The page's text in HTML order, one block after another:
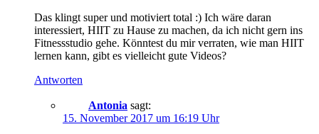
Das klingt super und motiviert total :) Ich wäre daran
interessiert, HIIT zu Hause zu machen, da ich nicht gern ins
Fitnessstudio gehe. Könntest du mir verraten, wie man HIIT
lernen kann, gibt es vielleicht gute Videos?
Antworten
Antonia sagt:
15. November 2017 um 16:19 Uhr